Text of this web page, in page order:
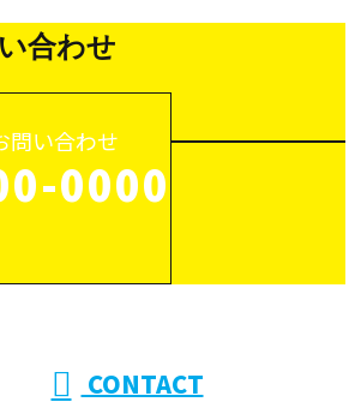
合わせ
問い合わせ
0000
CONTACT